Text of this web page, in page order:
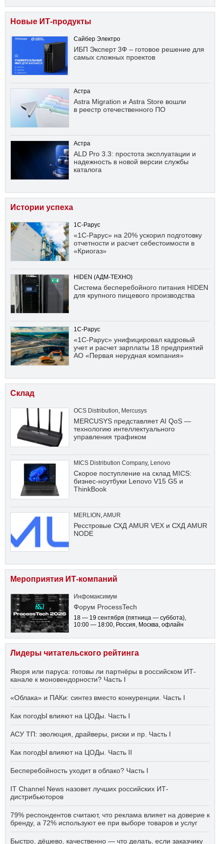
Новые ИТ-продукты
Сайбер Электро
ИБП Эксперт 3Ф – готовое решение для
самых сложных проектов
Астра
Astra Migration и Astra Store вошли
в реестр отечественного ПО
Астра
ALD Pro 3.3: простота эксплуатации и
надежность в новой версии службы
каталога
Истории успеха
1С-Рарус
«1С-Рарус» на 20% ускорил подготовку
отчетности и расчет себестоимости в
«Криогаз»
HIDEN (АДМ-ТЕХНО)
Система бесперебойного питания HIDEN
для крупного пищевого производства
1С-Рарус
«1С-Рарус» унифицировал кадровый
учет и расчет зарплаты 18 предприятий
АО «Первая нерудная компания»
Склад
OCS Distribution, Mercusys
MERCUSYS представляет AI QoS —
технологию интеллектуального
управления трафиком
MICS Distribution Company, Lenovo
Скорое поступление на склад MICS:
бизнес-ноутбуки Lenovo V15 G5 и
ThinkBook
MERLION ,AMUR
Ресстровые СХД AMUR VEX и СХД AMUR
NODE
Мероприятия ИТ-компаний
Инфомаксимум
Форум ProcessTech
18 — 19 сентября (пятница — суббота),
10:00 — 18:00, Россия, Москва, офлайн
Лидеры читательского рейтинга
Якоря или паруса: готовы ли партнёры в российском ИТ-
канале к моновендорности? Часть I
«Облака» и ПАКи: синтез вместо конкуренции. Часть I
Как погодЫ влияют на ЦОДы. Часть I
АСУ ТП: эволюция, драйверы, риски и пр. Часть I
Как погодЫ влияют на ЦОДы. Часть II
Бесперебойность уходит в облако? Часть I
IT Channel News назовет лучших российских ИТ-
дистрибьюторов
79% респондентов считают, что реклама влияет на доверие к
бренду, а 72% используют ее при выборе товаров и услуг
Быстро, дёшево, качественно — что делать, если заказчику